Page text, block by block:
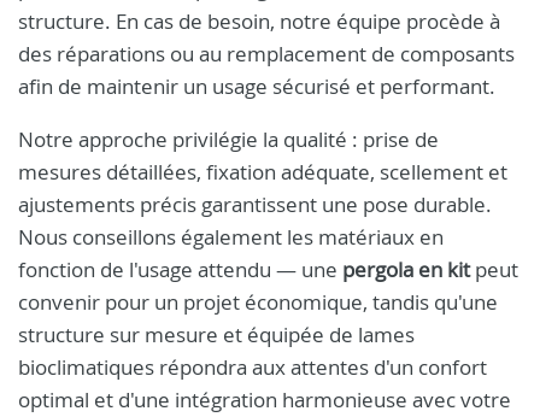
structure. En cas de besoin, notre équipe procède à
des réparations ou au remplacement de composants
afin de maintenir un usage sécurisé et performant.
Notre approche privilégie la qualité : prise de
mesures détaillées, fixation adéquate, scellement et
ajustements précis garantissent une pose durable.
Nous conseillons également les matériaux en
fonction de l'usage attendu — une pergola en kitpeut
convenir pour un projet économique, tandis qu'une
structure sur mesure et équipée de lames
bioclimatiques répondra aux attentes d'un confort
optimal et d'une intégration harmonieuse avec votre